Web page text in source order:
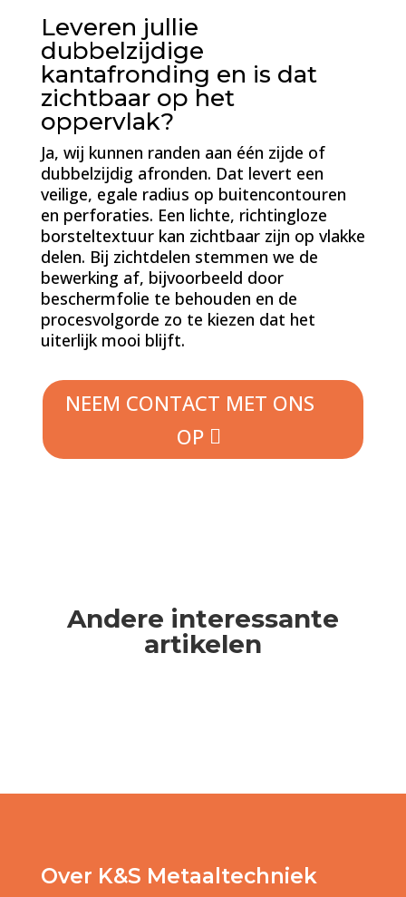
Leveren jullie
dubbelzijdige
kantafronding en is dat
zichtbaar op het
oppervlak?
Ja, wij kunnen randen aan één zijde of
dubbelzijdig afronden. Dat levert een
veilige, egale radius op buitencontouren
en perforaties. Een lichte, richtingloze
borsteltextuur kan zichtbaar zijn op vlakke
delen. Bij zichtdelen stemmen we de
bewerking af, bijvoorbeeld door
beschermfolie te behouden en de
procesvolgorde zo te kiezen dat het
uiterlijk mooi blijft.
NEEM CONTACT MET ONS
OP
Andere interessante
artikelen
Over K&S Metaaltechniek